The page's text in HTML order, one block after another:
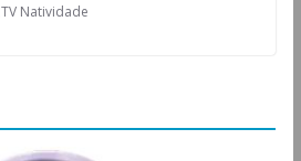
TV Natividade